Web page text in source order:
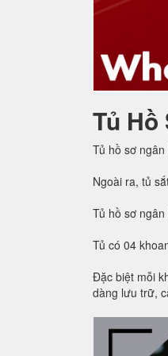
Tủ
Tủ hồ sơ
Ngoài ra, tủ
Tủ hồ sơ
Tủ có 04
Đặc biệt mỗi
dàng lưu trữ,